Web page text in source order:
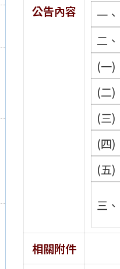
公告內容
一、
二、
(一)
(二)
(三)
(四)
(五)
三、
相關附件